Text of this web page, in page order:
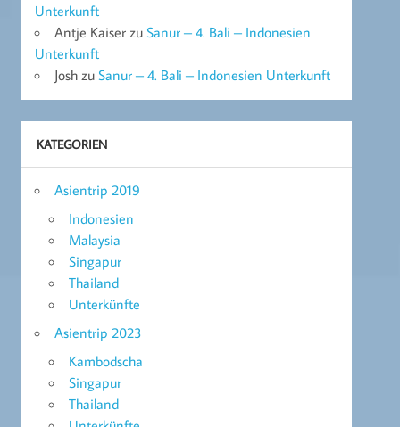
Unterkunft
Antje Kaiser zu Sanur – 4. Bali – Indonesien
Unterkunft
Josh zu Sanur – 4. Bali – Indonesien Unterkunft
KATEGORIEN
Asientrip 2019
Indonesien
Malaysia
Singapur
Thailand
Unterkünfte
Asientrip 2023
Kambodscha
Singapur
Thailand